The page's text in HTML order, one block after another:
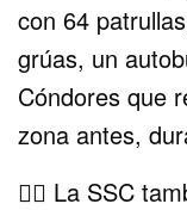
con 64
grúas, un
Cóndores que
zona antes,
👮‍♂️ La SSC